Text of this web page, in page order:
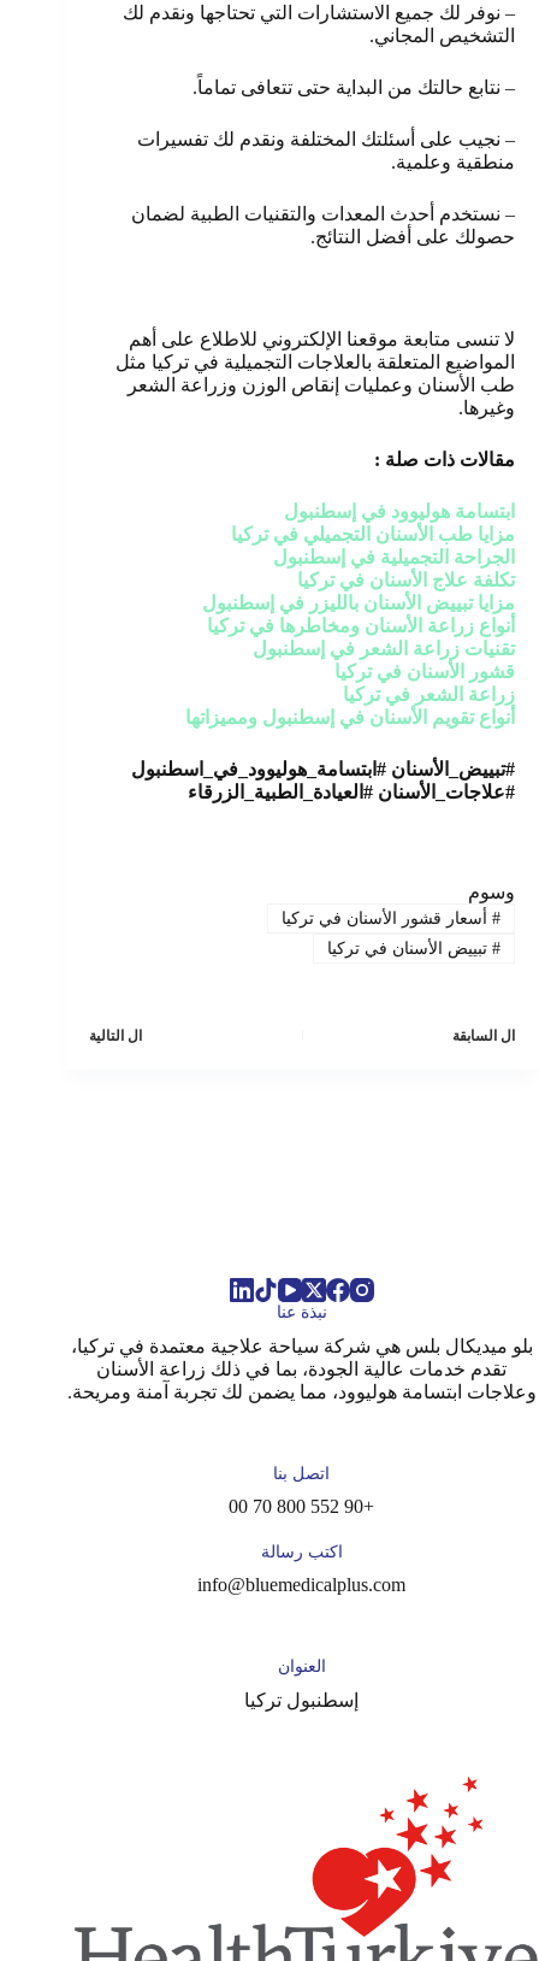
– نوفر لك جميع الاستشارات التي تحتاجها ونقدم لك
التشخيص المجاني.
– نتابع حالتك من البداية حتى تتعافى تماماً.
– نجيب على أسئلتك المختلفة ونقدم لك تفسيرات
منطقية وعلمية.
– نستخدم أحدث المعدات والتقنيات الطبية لضمان
حصولك على أفضل النتائج.
لا تنسى متابعة موقعنا الإلكتروني للاطلاع على أهم
المواضيع المتعلقة بالعلاجات التجميلية في تركيا مثل
طب الأسنان وعمليات إنقاص الوزن وزراعة الشعر
وغيرها.
مقالات ذات صلة :
ابتسامة هوليوود في إسطنبول
مزايا طب الأسنان التجميلي في تركيا
الجراحة التجميلية في إسطنبول
تكلفة علاج الأسنان في تركيا
مزايا تبييض الأسنان بالليزر في إسطنبول
أنواع زراعة الأسنان ومخاطرها في تركيا
تقنيات زراعة الشعر في إسطنبول
قشور الأسنان في تركيا
زراعة الشعر في تركيا
أنواع تقويم الأسنان في إسطنبول ومميزاتها
#تبييض_الأسنان #ابتسامة_هوليوود_في_اسطنبول
#علاجات_الأسنان #العيادة_الطبية_الزرقاء
وسوم
#أسعار قشور الأسنان في تركيا
#تبييض الأسنان في تركيا
ال السابقة ال التالية
نبذة عنا
بلو ميديكال بلس هي شركة سياحة علاجية معتمدة في تركيا،
تقدم خدمات عالية الجودة، بما في ذلك زراعة الأسنان
وعلاجات ابتسامة هوليوود، مما يضمن لك تجربة آمنة ومريحة.
اتصل بنا
+90 552 800 70 00
اكتب رسالة
info@bluemedicalplus.com
العنوان
إسطنبول تركيا